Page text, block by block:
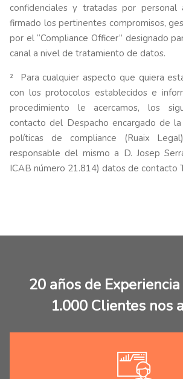
confidenciales y tratadas por personal
firmado los pertinentes compromisos,
por el “Compliance Officer” designado
canal a nivel de tratamiento de datos.
² Para cualquier aspecto que quiera
con los protocolos establecidos e
procedimiento le acercamos, los
contacto del Despacho encargado de
políticas de compliance (Ruaix
responsable del mismo a D. Josep
ICAB número 21.814) datos de contacto
20 años de
1.000 Clientes nos